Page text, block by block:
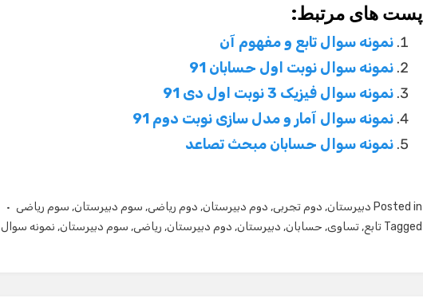
پست های مرتبط:
نمونه سوال تابع و مفهوم آن
نمونه سوال نوبت اول حسابان 91
نمونه سوال فیزیک 3 نوبت اول دی 91
نمونه سوال آمار و مدل سازی نوبت دوم 91
نمونه سوال حسابان مبحث تصاعد
Posted in دبیرستان, دوم تجربی, دوم دبیرستان, دوم ریاضی, سوم دبیرستان, سوم ریاضی
Tagged تابع,تساوی, حسابان, دبیرستان, دوم دبیرستان, ریاضی, سوم دبیرستان, نمونه سوال